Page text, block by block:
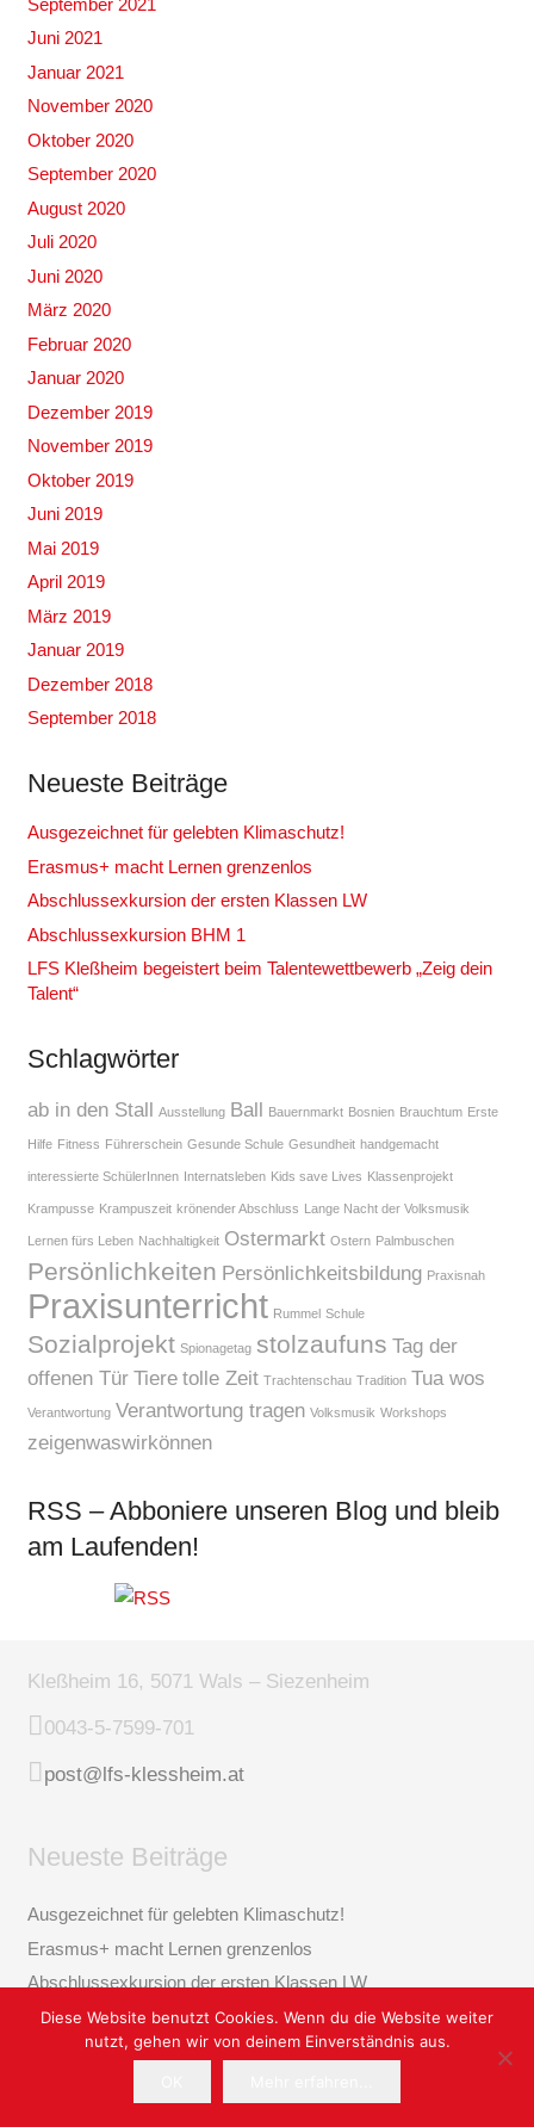
Juni 2021
Januar 2021
November 2020
Oktober 2020
September 2020
August 2020
Juli 2020
Juni 2020
März 2020
Februar 2020
Januar 2020
Dezember 2019
November 2019
Oktober 2019
Juni 2019
Mai 2019
April 2019
März 2019
Januar 2019
Dezember 2018
September 2018
Neueste Beiträge
Ausgezeichnet für gelebten Klimaschutz!
Erasmus+ macht Lernen grenzenlos
Abschlussexkursion der ersten Klassen LW
Abschlussexkursion BHM 1
LFS Kleßheim begeistert beim Talentewettbewerb „Zeig dein
Talent“
Schlagwörter
ab in den Stall Ausstellung Ball Bauernmarkt Bosnien Brauchtum Erste
Hilfe Fitness Führerschein Gesunde Schule Gesundheit handgemacht
interessierte SchülerInnen Internatsleben Kids save Lives Klassenprojekt
Krampusse Krampuszeit krönender Abschluss Lange Nacht der Volksmusik
Lernen fürs Leben Nachhaltigkeit Ostermarkt Ostern Palmbuschen
Persönlichkeiten Persönlichkeitsbildung Praxisnah
Praxisunterricht Rummel Schule
Sozialprojekt Spionagetag stolzaufuns Tag der
offenen Tür Tiere tolle Zeit Trachtenschau Tradition Tua wos
Verantwortung Verantwortung tragen Volksmusik Workshops
zeigenwaswirkönnen
RSS – Abboniere unseren Blog und bleib
am Laufenden!
Kleßheim 16, 5071 Wals – Siezenheim
0043-5-7599-701
post@lfs-klessheim.at
Neueste Beiträge
Ausgezeichnet für gelebten Klimaschutz!
Erasmus+ macht Lernen grenzenlos
Abschlussexkursion der ersten Klassen LW
Abschlussexkursion BHM 1
LFS Kleßheim begeistert beim Talentewettbewerb „Zeig dein
Diese Website benutzt Cookies. Wenn du die Website weiter
nutzt, gehen wir von deinem Einverständnis aus.